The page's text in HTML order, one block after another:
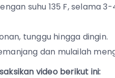
suhu 135 F, selama
tunggu hingga dingin.
dan mulailah
video berikut ini: